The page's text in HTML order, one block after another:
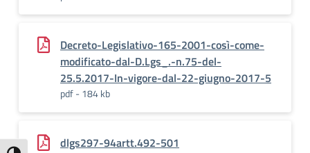
Decreto-Legislativo-165-2001-così-come-
modificato-dal-D.Lgs_.-n.75-del-
25.5.2017-In-vigore-dal-22-giugno-2017-5
pdf - 184 kb
dlgs297-94artt.492-501